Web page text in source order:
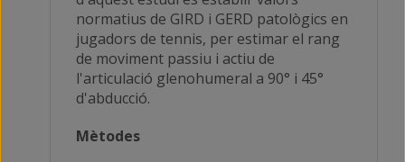
normatius de GIRD i GERD patològics en
jugadors de tennis, per estimar el rang
de moviment passiu i actiu de
l'articulació glenohumeral a 90° i 45°
d'abducció.
Mètodes